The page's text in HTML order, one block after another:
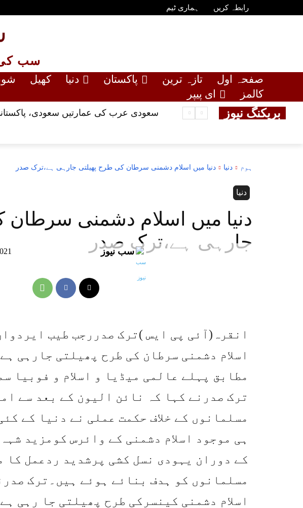
رابطہ کریں ہماری ٹیم
سب
صفحہ اول تازہ ترین پاکستان دنیا کھیل
کالمز
ای پیپر
بریکنگ نیوز سعودی عرب کی عمارتیں سعودی،
ہوم دنیا دنیا میں اسلام دشمنی سرطان کی طرح پھیلتی جارہی ہے،ترک صدر
دنیا
دنیا میں اسلام دشمنی سرطان
جارہی ہے،ترک صدر
سب نیوز
انقرہ(آئی پی ایس )ترک صدررجب طیب
اسلام دشمنی سرطان کی طرح پھیلتی جارہی
مطابق پہلے عالمی میڈیا و اسلام و فوبیا
ترک صدرنے کہا کہ نائن الیون کے بعد سے
مسلمانوں کے خلاف حکمت عملی نے دنیا کے
ہی موجود اسلام دشمنی کے وائرس کومزید
کے دوران یہودی نسل کشی پرشدید ردعمل کا
مسلمانوں کو ہدف بنائے ہوئے ہیں۔ترک
اسلام دشمنی کینسرکی طرح پھیلتی جا رہی